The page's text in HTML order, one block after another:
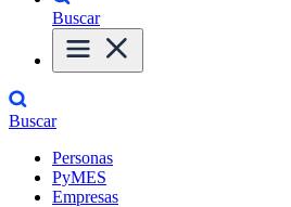
Buscar
Buscar
Personas
PyMES
Empresas